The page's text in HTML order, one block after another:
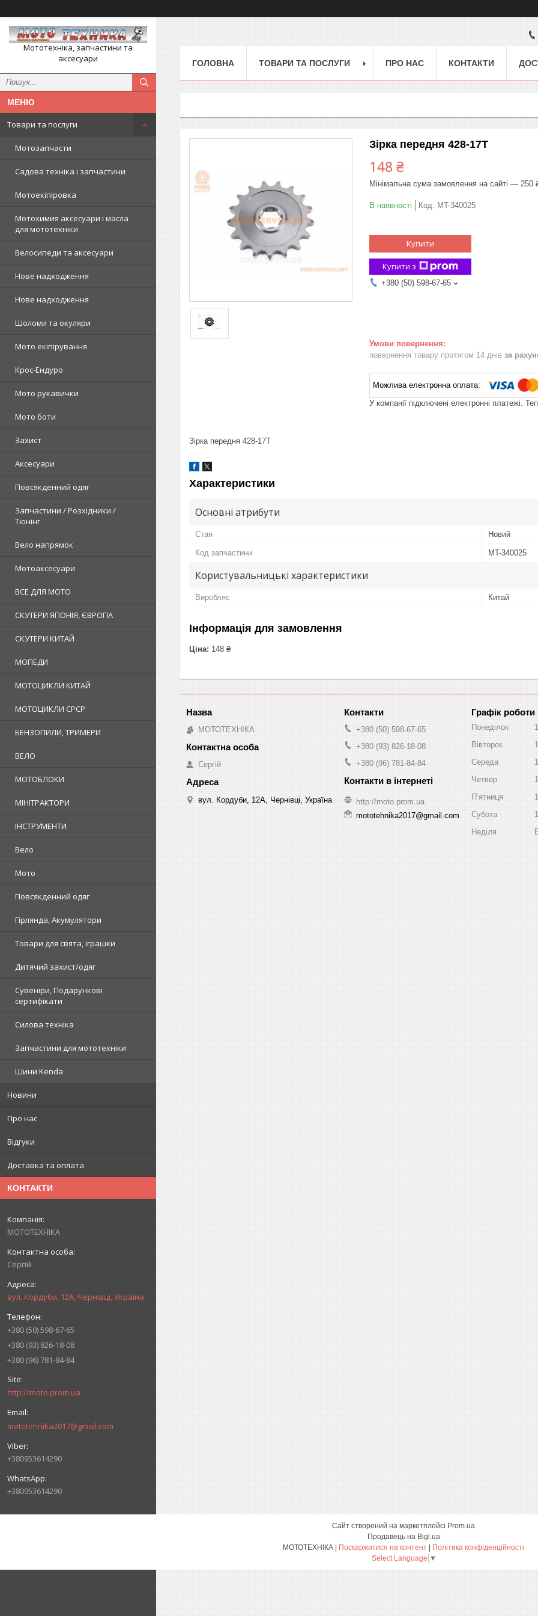
Мототехніка, запчастини та
аксесуари
Товари та послуги
Мотозапчасти
Садова техніка і запчастини
Мотоекіпіровка
Мотохимия аксесуари і масла
для мототехніки
Велосипеди та аксесуари
Нове надходження
Нове надходження
Шоломи та окуляри
Мото екіпірування
Крос-Ендуро
Мото рукавички
Мото боти
Захист
Аксесуари
Повсякденний одяг
Запчастини / Розхідники /
Тюнінг
Вело напрямок
Мотоаксесуари
ВСЕ ДЛЯ МОТО
СКУТЕРИ ЯПОНІЯ, ЄВРОПА
СКУТЕРИ КИТАЙ
МОПЕДИ
МОТОЦИКЛИ КИТАЙ
МОТОЦИКЛИ СРСР
БЕНЗОПИЛИ, ТРИМЕРИ
ВЕЛО
МОТОБЛОКИ
МІНІТРАКТОРИ
ІНСТРУМЕНТИ
Вело
Мото
Повсякденний одяг
Гірлянда, Акумулятори
Товари для свята, іграшки
Дитячий захист/одяг
Сувеніри, Подарункові
сертифікати
Силова техніка
Запчастини для мототехніки
Шини Kenda
Новини
Про нас
Відгуки
Доставка та оплата
КОНТАКТИ
МОТОТЕХНІКА
Сергій
вул. Кордуби, 12А, Чернівці, Україна
+380 (50) 598-67-65
+380 (93) 826-18-08
+380 (96) 781-84-84
http://moto.prom.ua
mototehnika2017@gmail.com
+380953614290
+380953614290
ГОЛОВНА ТОВАРИ ТА ПОСЛУГИ ПРО НАС КОНТАКТИ
Зірка передня 428-17T
148 ₴
Мінімальна сума замовлення на сайті — 250
В наявності Код: MT-340025
Купити
Купити з
+380 (50) 598-67-65
повернення товару протягом 14 днів за
У компанії підключені електронні платежі.
Зірка передня 428-17T
Характеристики
Основні атрибути
Стан Новий
Код запчастини MT-340025
Користувальницькі характеристики
Виробляє Китай
Інформація для замовлення
Ціна: 148 ₴
МОТОТЕХНІКА
Сергій
вул. Кордуби, 12А, Чернівці, Україна
+380 (50) 598-67-65
+380 (93) 826-18-08
+380 (96) 781-84-84
http://moto.prom.ua
mototehnika2017@gmail.com
Графік роботи
Понеділок
Вівторок
Середа
Четвер
Пʼятниця
Субота
Неділя
Сайт створений на маркетплейсі Prom.ua
Продавець на Bigl.ua
МОТОТЕХНІКА | Поскаржитися на контент | Політика конфіденційності
Select Language ▼